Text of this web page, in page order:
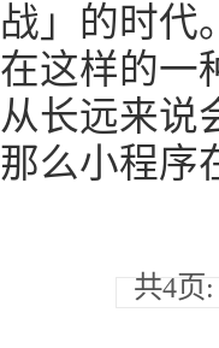
战」的时代。
在这样的一
从长远来说
那么小程序
共4页: